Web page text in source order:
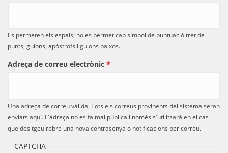
Es permeten els espais; no es permet cap símbol de puntuació tret de
punts, guions, apòstrofs i guions baixos.
Adreça de correu electrònic *
Una adreça de correu vàlida. Tots els correus provinents del sistema seran
enviats aquí. L'adreça no es fa mai pública i només s'utilitzarà en el cas
que desitgeu rebre una nova contrasenya o notificacions per correu.
CAPTCHA